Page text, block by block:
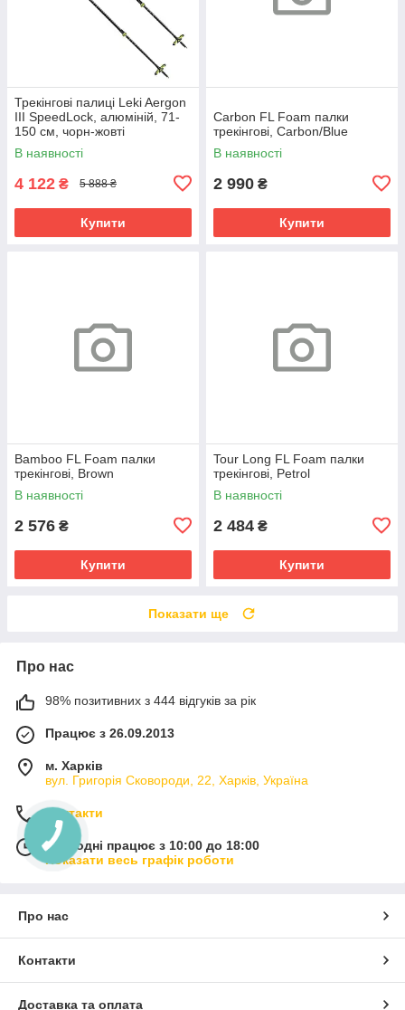
Трекінгові палиці Leki Aergon
III SpeedLock, алюміній, 71-
150 см, чорн-жовті
В наявності
4 122 ₴ 5 888 ₴
Купити
Carbon FL Foam палки
трекінгові, Carbon/Blue
В наявності
2 990 ₴
Купити
Bamboo FL Foam палки
трекінгові, Brown
В наявності
2 576 ₴
Купити
Tour Long FL Foam палки
трекінгові, Petrol
В наявності
2 484 ₴
Купити
Показати ще
Про нас
98% позитивних з 444 відгуків за рік
Працює з 26.09.2013
м. Харків
вул. Григорія Сковороди, 22, Харків, Україна
Контакти
Сьогодні працює з 10:00 до 18:00
Показати весь графік роботи
Про нас
Контакти
Доставка та оплата